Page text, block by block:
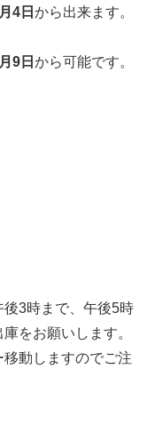
4日から出来ます。
9日から可能です。
3時まで、午後5時
をお願いします。
動しますのでご注